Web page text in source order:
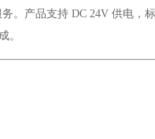
产品支持 DC 24V 供电，标
。